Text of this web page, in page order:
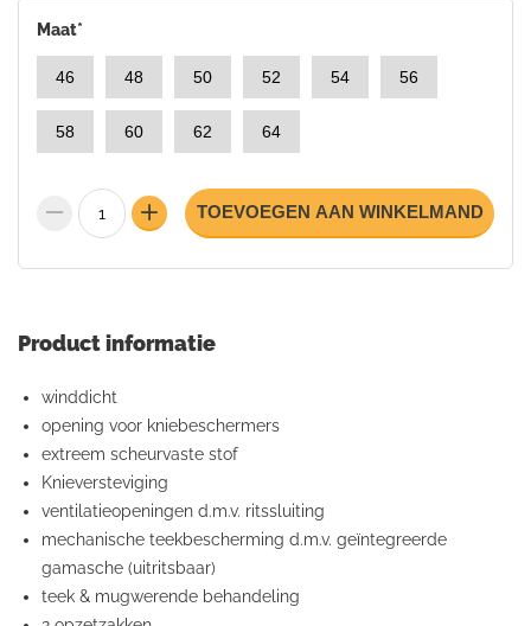
Maat*
46 48 50 52 54 56
58 60 62 64
TOEVOEGEN AAN WINKELMAND
Product informatie
winddicht
opening voor kniebeschermers
extreem scheurvaste stof
Knieversteviging
ventilatieopeningen d.m.v. ritssluiting
mechanische teekbescherming d.m.v. geïntegreerde
gamasche (uitritsbaar)
teek & mugwerende behandeling